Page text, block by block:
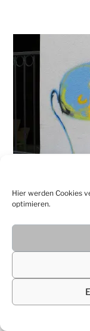
Hier werden Cookies
optimieren.
©